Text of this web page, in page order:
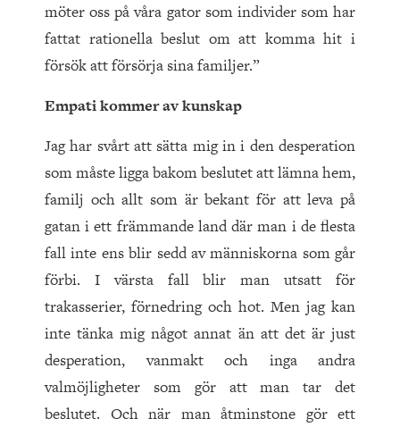
möter oss på våra gator som individer som har
fattat rationella beslut om att komma hit i
försök att försörja sina familjer.”
Empati kommer av kunskap
Jag har svårt att sätta mig in i den desperation
som måste ligga bakom beslutet att lämna hem,
familj och allt som är bekant för att leva på
gatan i ett främmande land där man i de flesta
fall inte ens blir sedd av människorna som går
förbi. I värsta fall blir man utsatt för
trakasserier, förnedring och hot. Men jag kan
inte tänka mig något annat än att det är just
desperation, vanmakt och inga andra
valmöjligheter som gör att man tar det
beslutet. Och när man åtminstone gör ett